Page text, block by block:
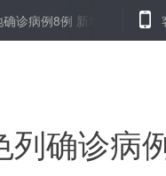
病例8例 新增境外输入确诊
列确诊病